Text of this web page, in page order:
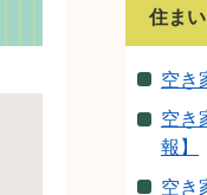
住まい
空き
空き
報】
空き